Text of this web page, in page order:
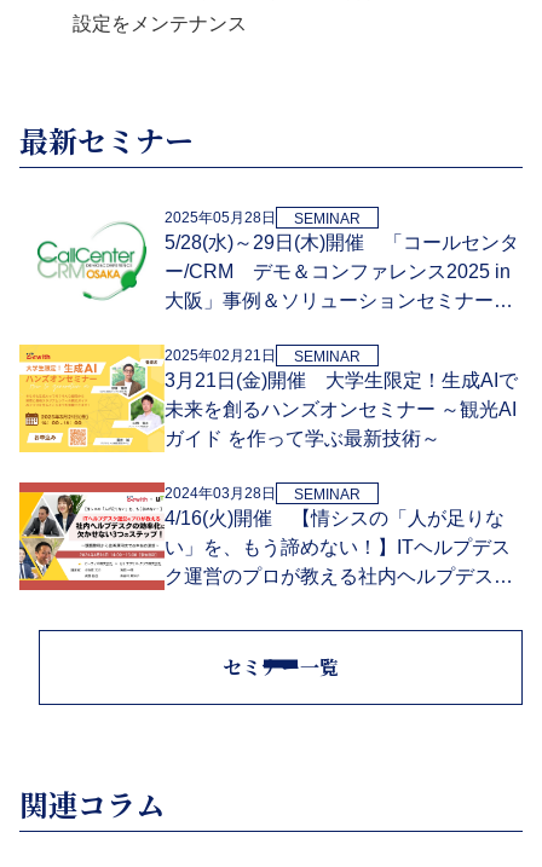
設定をメンテナンス
最新セミナー
2025年05月28日 SEMINAR
5/28(水)～29日(木)開催 「コールセンタ
ー/CRM デモ＆コンファレンス2025 in
大阪」事例＆ソリューションセミナーへ
2025年02月21日 SEMINAR
3月21日(金)開催 大学生限定！生成AIで
未来を創るハンズオンセミナー ～観光AI
ガイド を作って学ぶ最新技術～
2024年03月28日 SEMINAR
4/16(火)開催 【情シスの「人が足りな
い」を、もう諦めない！】ITヘルプデス
ク運営のプロが教える社内ヘルプデスク
課題整理から改善運用までの本当の道筋
セミナー一覧
関連コラム